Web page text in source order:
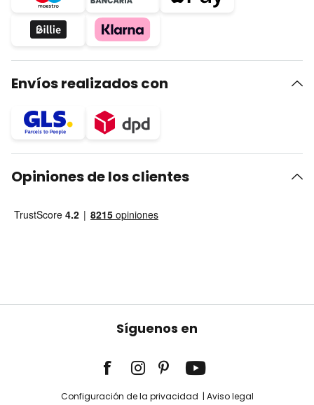
Envíos realizados con
Opiniones de los clientes
Síguenos en
Configuración de la privacidad Aviso legal